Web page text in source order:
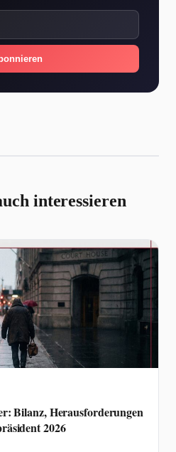
interessieren
Bilanz, Herausforderungen
2026